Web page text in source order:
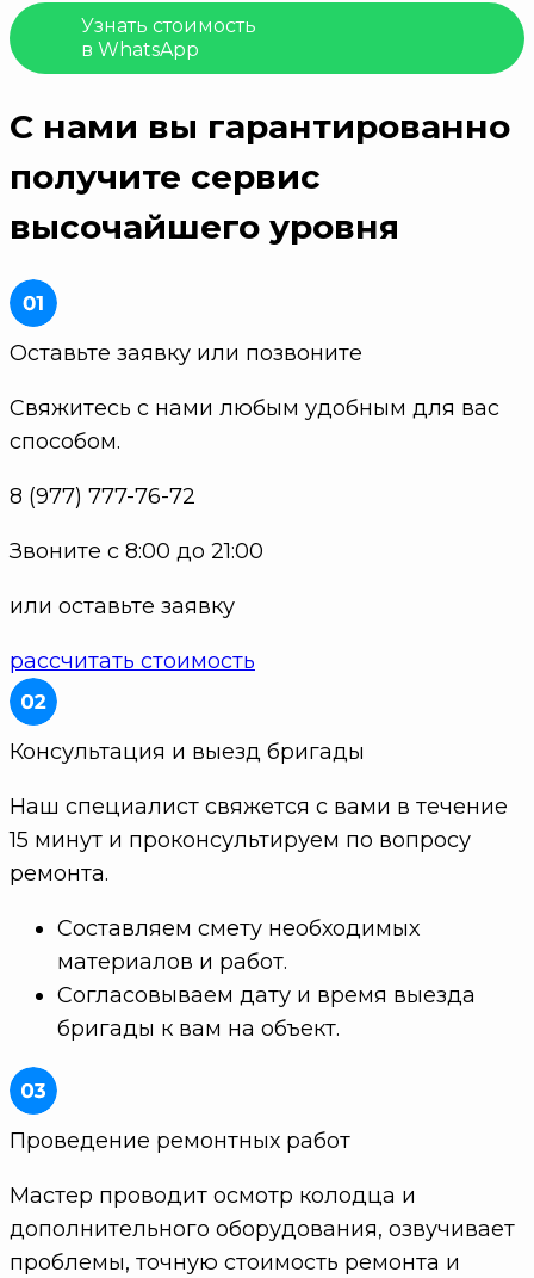
Узнать стоимость
в WhatsApp
С нами вы гарантированно
получите сервис
высочайшего уровня
Оставьте заявку или позвоните
Свяжитесь с нами любым удобным для вас
способом.
8 (977) 777-76-72
Звоните с 8:00 до 21:00
или оставьте заявку
рассчитать стоимость
Консультация и выезд бригады
Наш специалист свяжется с вами в течение
15 минут и проконсультируем по вопросу
ремонта.
Составляем смету необходимых
материалов и работ.
Согласовываем дату и время выезда
бригады к вам на объект.
Проведение ремонтных работ
Мастер проводит осмотр колодца и
дополнительного оборудования, озвучивает
проблемы, точную стоимость ремонта и